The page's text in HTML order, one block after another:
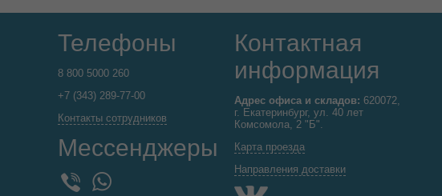
Телефоны
8 800 5000 260
+7 (343) 289-77-00
Контакты сотрудников
Мессенджеры
WhatsApp
Контактная
информация
Адрес офиса и складов: 620072,
г. Екатеринбург, ул. 40 лет
Комсомола, 2 "Б".
Карта проезда
Направления доставки